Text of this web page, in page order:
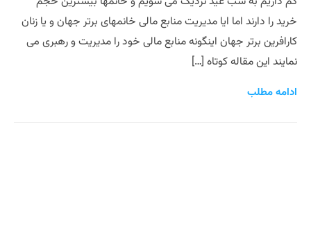
خرید را دارند اما ایا مدیریت منابع مالی خانمهای برتر جهان و یا زنان
کارافرین برتر جهان اینگونه منابع مالی خود را مدیریت و رهبری می
نمایند این مقاله کوتاه […]
ادامه مطلب